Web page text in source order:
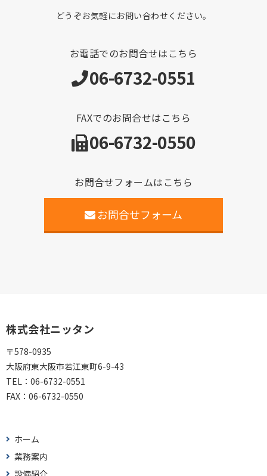
どうぞお気軽にお問い合わせください。
お電話でのお問合せはこちら
06-6732-0551
FAXでのお問合せはこちら
06-6732-0550
お問合せフォームはこちら
お問合せフォーム
株式会社ニッタン
〒578-0935
大阪府東大阪市若江東町6-9-43
TEL： 06-6732-0551
FAX： 06-6732-0550
ホーム
業務案内
設備紹介